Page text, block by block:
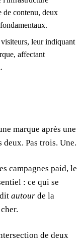
de contenu, deux
leur indiquant
affectant
marque après une
deux. Pas trois. Une.
campagnes paid, le
: ce qui se
autour de la
de deux